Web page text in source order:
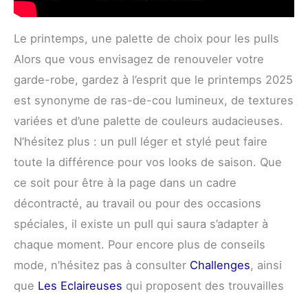
Le printemps, une palette de choix pour les pulls
Alors que vous envisagez de renouveler votre
garde-robe, gardez à l’esprit que le printemps 2025
est synonyme de ras-de-cou lumineux, de textures
variées et d’une palette de couleurs audacieuses.
N’hésitez plus : un pull léger et stylé peut faire
toute la différence pour vos looks de saison. Que
ce soit pour être à la page dans un cadre
décontracté, au travail ou pour des occasions
spéciales, il existe un pull qui saura s’adapter à
chaque moment. Pour encore plus de conseils
mode, n’hésitez pas à consulter Challenges, ainsi
que Les Eclaireuses qui proposent des trouvailles